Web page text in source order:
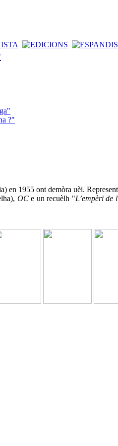
?"
en 1955 ont demòra uèi.
OCe un recuèlh "L’empèri de